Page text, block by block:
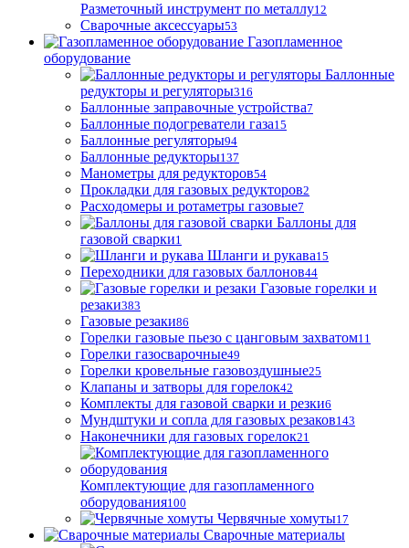
Разметочный инструмент по металлу12
Сварочные аксессуары53
Газопламенное
оборудование
Баллонные
редукторы и регуляторы316
Баллонные заправочные устройства7
Баллонные подогреватели газа15
Баллонные регуляторы94
Баллонные редукторы137
Манометры для редукторов54
Прокладки для газовых редукторов2
Расходомеры и ротаметры газовые7
Баллоны для
газовой сварки1
Шланги и рукава15
Переходники для газовых баллонов44
Газовые горелки и
резаки383
Газовые резаки86
Горелки газовые пьезо с цанговым захватом11
Горелки газосварочные49
Горелки кровельные газовоздушные25
Клапаны и затворы для горелок42
Комплекты для газовой сварки и резки6
Мундштуки и сопла для газовых резаков143
Наконечники для газовых горелок21
Комплектующие для газопламенного
оборудования100
Червячные хомуты17
Сварочные материалы